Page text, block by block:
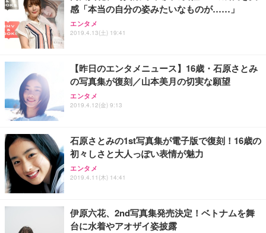
感「本当の自分の姿みたいなものが……」
エンタメ
2019.4.13(土) 19:41
【昨日のエンタメニュース】16歳・石原さとみ
の写真集が復刻／山本美月の切実な願望
エンタメ
2019.4.12(金) 9:13
石原さとみの1st写真集が電子版で復刻！16歳の
初々しさと大人っぽい表情が魅力
エンタメ
2019.4.11(木) 14:41
伊原六花、2nd写真集発売決定！ベトナムを舞
台に水着やアオザイ姿披露